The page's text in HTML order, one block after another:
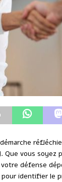
Que vous
défense
identifier le